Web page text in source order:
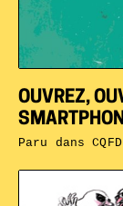
OUVREZ,
Paru dans